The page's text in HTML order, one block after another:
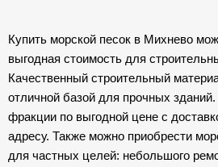
Купить морской песок в Михнево
выгодная стоимость для
Качественный строительный
отличной базой для прочных
фракции по выгодной цене с
адресу. Также можно приобрести
для частных целей: небольшого